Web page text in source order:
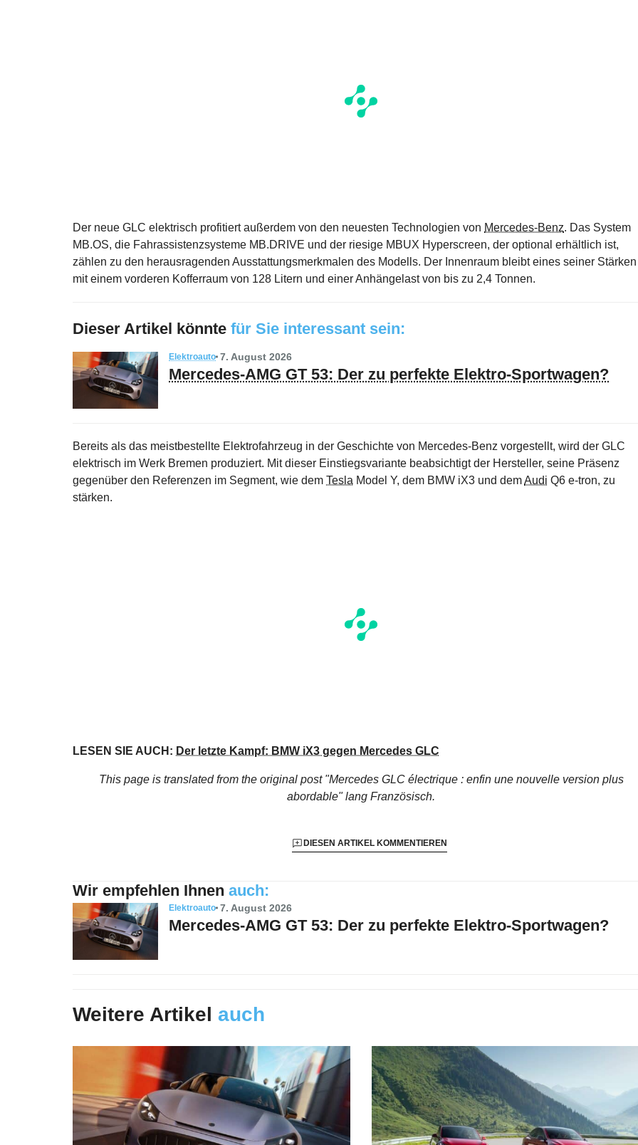
Der neue GLC elektrisch profitiert außerdem von den neuesten Technologien von Mercedes-Benz. Das System
MB.OS, die Fahrassistenzsysteme MB.DRIVE und der riesige MBUX Hyperscreen, der optional erhältlich ist,
zählen zu den herausragenden Ausstattungsmerkmalen des Modells. Der Innenraum bleibt eines seiner Stärken
mit einem vorderen Kofferraum von 128 Litern und einer Anhängelast von bis zu 2,4 Tonnen.
Dieser Artikel könnte für Sie interessant sein:
Elektroauto 7. August 2026
Mercedes-AMG GT 53: Der zu perfekte Elektro-Sportwagen?
Bereits als das meistbestellte Elektrofahrzeug in der Geschichte von Mercedes-Benz vorgestellt, wird der GLC
elektrisch im Werk Bremen produziert. Mit dieser Einstiegsvariante beabsichtigt der Hersteller, seine Präsenz
gegenüber den Referenzen im Segment, wie dem Tesla Model Y, dem BMW iX3 und demAudi Q6 e-tron, zu
stärken.
LESEN SIE AUCH: Der letzte Kampf: BMW iX3 gegen Mercedes GLC
This page is translated from the original post "Mercedes GLC électrique : enfin une nouvelle version plus
abordable"lang Französisch.
DIESEN ARTIKEL KOMMENTIEREN
Wir empfehlen Ihnen auch:
Elektroauto 7. August 2026
Mercedes-AMG GT 53: Der zu perfekte Elektro-Sportwagen?
Weitere Artikel auch